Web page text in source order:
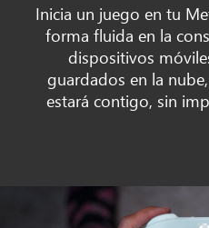
Inicia un juego en tu
forma fluida en la
dispositivos
guardados en la
estará contigo, sin